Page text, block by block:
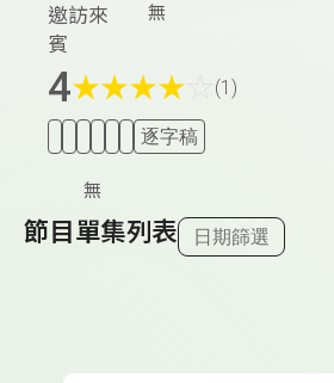
邀訪來
賓
無
4★★★★ (1)
逐字稿
無
節目單集列表 日期篩選